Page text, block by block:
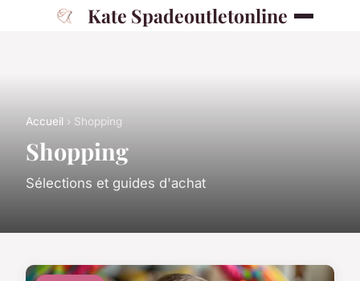
Kate Spadeoutletonline
Accueil › Shopping
Shopping
Sélections et guides d'achat